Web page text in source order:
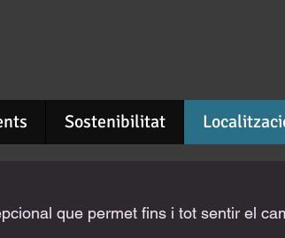
Sostenibilitat
que permet fins i tot sentir el